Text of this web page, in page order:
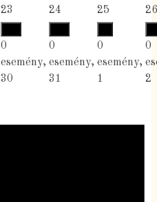
23
24
25
26
0
esemény,
30
0
esemény,
31
0
esemény,
1
0
2